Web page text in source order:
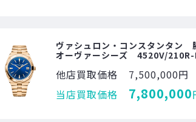
ヴァシュロン・コンスタンタン
オーヴァーシーズ 4520V/
他店買取価格
7,500,000円
当店買取価格
7,800,000